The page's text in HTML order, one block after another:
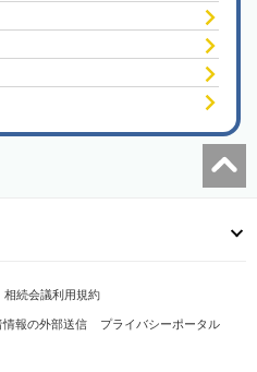
相続会議利用規約
情報の外部送信 プライバシーポータル